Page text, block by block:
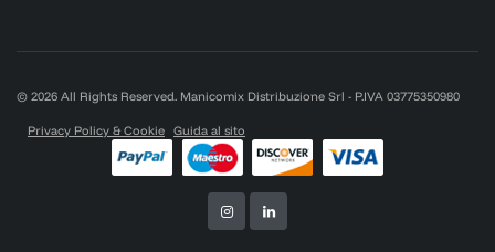
© 2026 All Rights Reserved. Manicomix Distribuzione Srl - P.IVA 03775350980
Privacy Policy & Cookie Guida al sito